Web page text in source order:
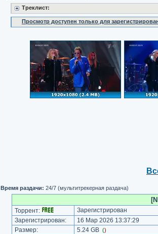
Треклист:
Просмотр доступен только для
Время раздачи: 24/7 (мультитрекерная раздача)
Торрент:
Зарегистрирован
Зарегистрирован:
16 Мар 2026 13:37:29
Размер:
5.24 GB ()